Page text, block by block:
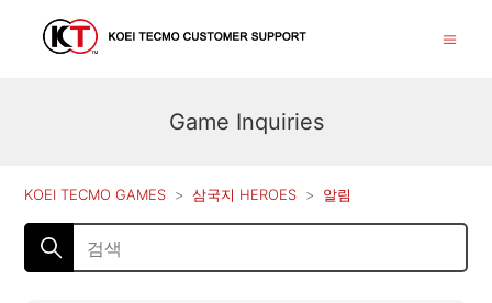
Game Inquiries
KOEI TECMO GAMES 삼국지 HEROES 알림